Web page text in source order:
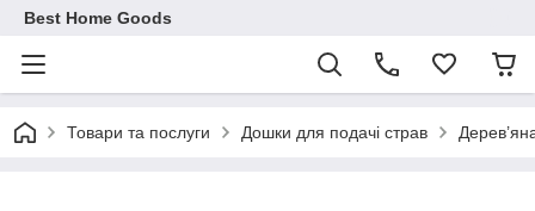
Best Home Goods
Товари та послуги Дошки для подачі страв